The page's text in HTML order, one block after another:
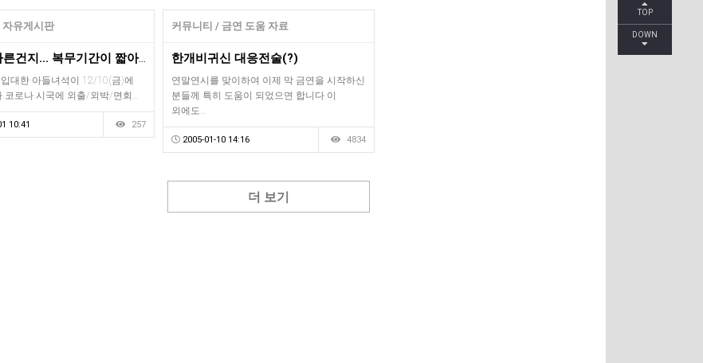
TOP
DOWN
유게시판
세월이 빠른건지... 복무기간이 짧아진건지..
대한 아들녀석이 12/10(금)에
.코로나 시국에 외출/외박/면회…
10:41 257
커뮤니티 / 금연 도움 자료
한개비귀신 대응전술(?)
연말연시를 맞이하여 이제 막 금연을 시작하신
분들께 특히 도움이 되었으면 합니다.이
외에도…
2005-01-10 14:16 4834
더 보기